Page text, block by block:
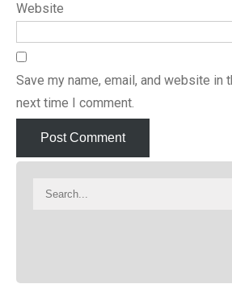
Website
Save my name, email, and website in
next time I comment.